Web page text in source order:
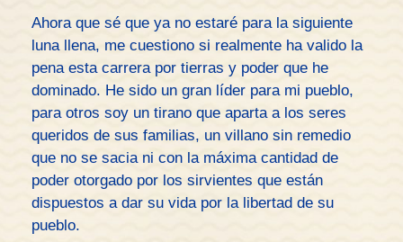
Ahora que sé que ya no estaré para la siguiente
luna llena, me cuestiono si realmente ha valido la
pena esta carrera por tierras y poder que he
dominado. He sido un gran líder para mi pueblo,
para otros soy un tirano que aparta a los seres
queridos de sus familias, un villano sin remedio
que no se sacia ni con la máxima cantidad de
poder otorgado por los sirvientes que están
dispuestos a dar su vida por la libertad de su
pueblo.